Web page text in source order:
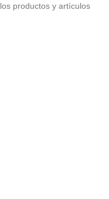
productos y artículos